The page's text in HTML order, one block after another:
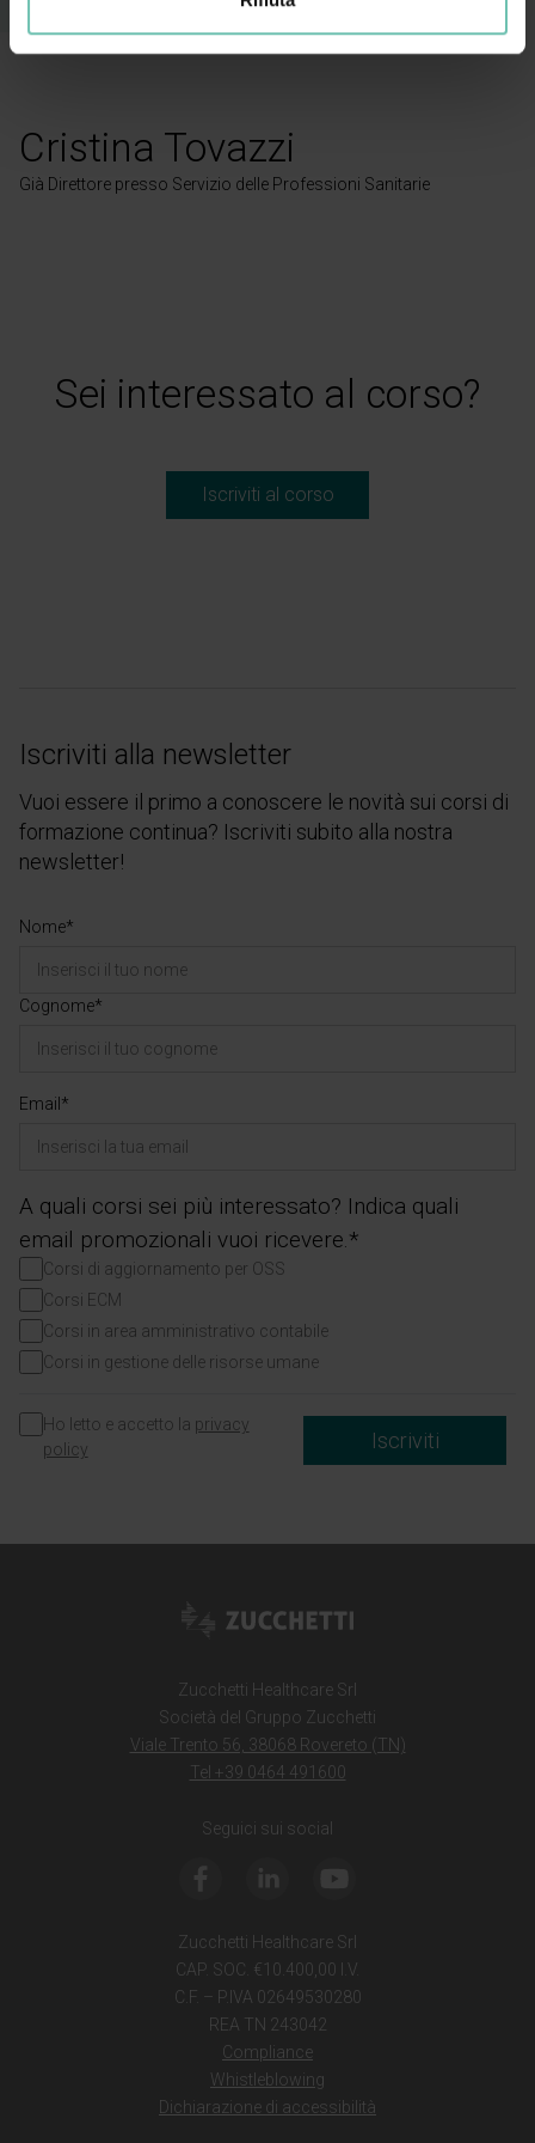
Cristina Tovazzi
Già Direttore presso Servizio delle Professioni Sanitarie
Sei interessato al corso?
Iscriviti al corso
Iscriviti alla newsletter
Vuoi essere il primo a conoscere le novità sui corsi di
formazione continua? Iscriviti subito alla nostra
newsletter!
Nome*
Cognome*
Email*
A quali corsi sei più interessato? Indica quali
email promozionali vuoi ricevere.*
Corsi di aggiornamento per OSS
Corsi ECM
Corsi in area amministrativo contabile
Corsi in gestione delle risorse umane
Ho letto e accetto la privacy
policy
Iscriviti
Zucchetti Healthcare Srl
Società del Gruppo Zucchetti
Viale Trento 56, 38068 Rovereto (TN)
Tel +39 0464 491600
Seguici sui social
Zucchetti Healthcare Srl
CAP. SOC. €10.400,00 I.V.
C.F. – P.IVA 02649530280
REA TN 243042
Compliance
Whistleblowing
Dichiarazione di accessibilità